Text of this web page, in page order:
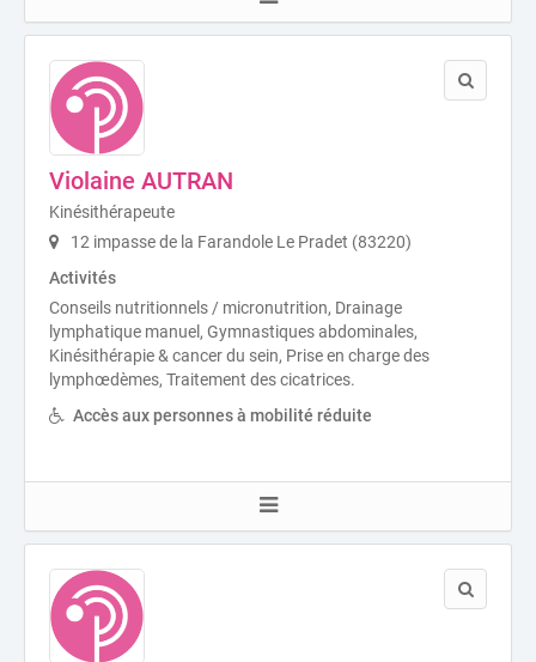
Violaine AUTRAN
Kinésithérapeute
12 impasse de la Farandole Le Pradet (83220)
Activités
Conseils nutritionnels / micronutrition, Drainage
lymphatique manuel, Gymnastiques abdominales,
Kinésithérapie & cancer du sein, Prise en charge des
lymphœdèmes, Traitement des cicatrices.
Accès aux personnes à mobilité réduite